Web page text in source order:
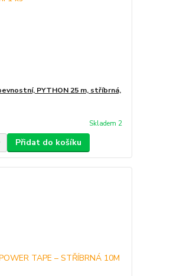
PYTHON 25 m, stříbrná,
Skladem 2
Přidat do košíku